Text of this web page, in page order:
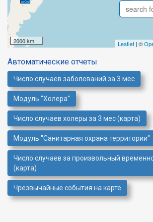
2000 km Leaflet | ©
Автоматические отчеты
Число случаев заболеваний за 3 мес
Модуль "Холера"
Число случаев холеры за 3 мес (карта)
Модуль "Санитарная охрана территории"
Число случаев за произвольный
(карта)
Чрезвычайные события на карте